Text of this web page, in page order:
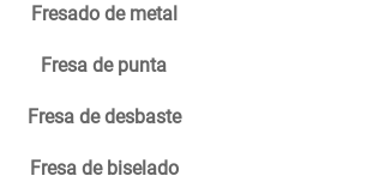
Fresado de metal
Fresa de punta
Fresa de desbaste
Fresa de biselado